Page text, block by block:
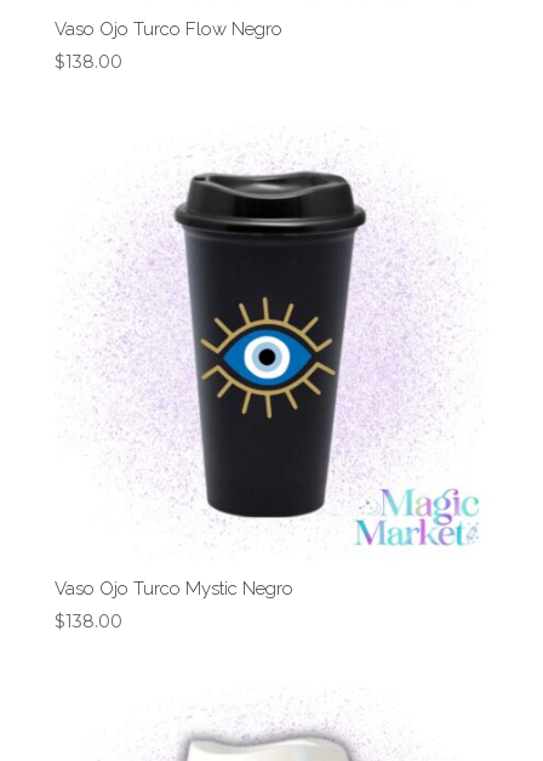
Vaso Ojo Turco Flow Negro
$138.00
Vaso Ojo Turco Mystic Negro
$138.00